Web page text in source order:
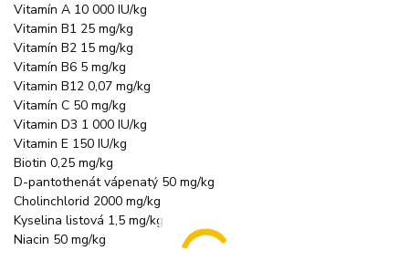
Vitamín A 10 000 IU/kg
Vitamin B1 25 mg/kg
Vitamín B2 15 mg/kg
Vitamín B6 5 mg/kg
Vitamin B12 0,07 mg/kg
Vitamín C 50 mg/kg
Vitamin D3 1 000 IU/kg
Vitamin E 150 IU/kg
Biotin 0,25 mg/kg
D-pantothenát vápenatý 50 mg/kg
Cholinchlorid 2000 mg/kg
Kyselina listová 1,5 mg/kg
Niacin 50 mg/kg